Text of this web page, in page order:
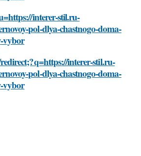
interer-stil.ru-
pol-dlya-chastnogo-doma-
vybor
interer-stil.ru-
pol-dlya-chastnogo-doma-
vybor